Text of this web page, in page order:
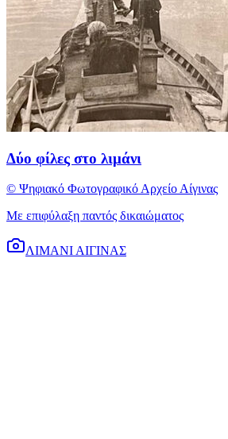
Δύο φίλες στο λιμάνι
© Ψηφιακό Φωτογραφικό Αρχείο Αίγινας
Με επιφύλαξη παντός δικαιώματος
ΛΙΜΑΝΙ ΑΙΓΙΝΑΣ